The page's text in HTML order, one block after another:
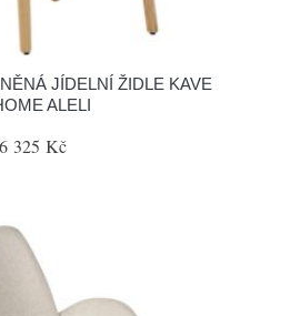
JÍDELNÍ ŽIDLE KAVE
ALELI
6 325 Kč